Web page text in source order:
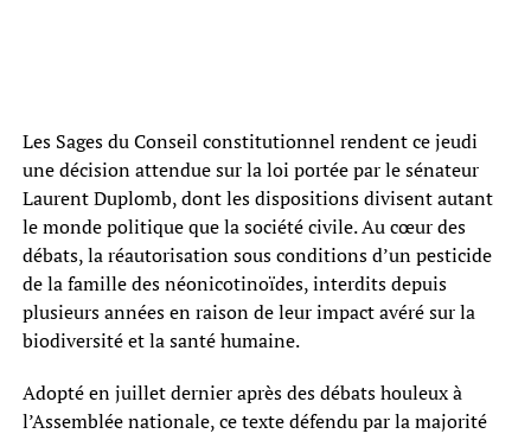
Les Sages du Conseil constitutionnel rendent ce jeudi
une décision attendue sur la loi portée par le sénateur
Laurent Duplomb, dont les dispositions divisent autant
le monde politique que la société civile. Au cœur des
débats, la réautorisation sous conditions d’un pesticide
de la famille des néonicotinoïdes, interdits depuis
plusieurs années en raison de leur impact avéré sur la
biodiversité et la santé humaine.
Adopté en juillet dernier après des débats houleux à
l’Assemblée nationale, ce texte défendu par la majorité